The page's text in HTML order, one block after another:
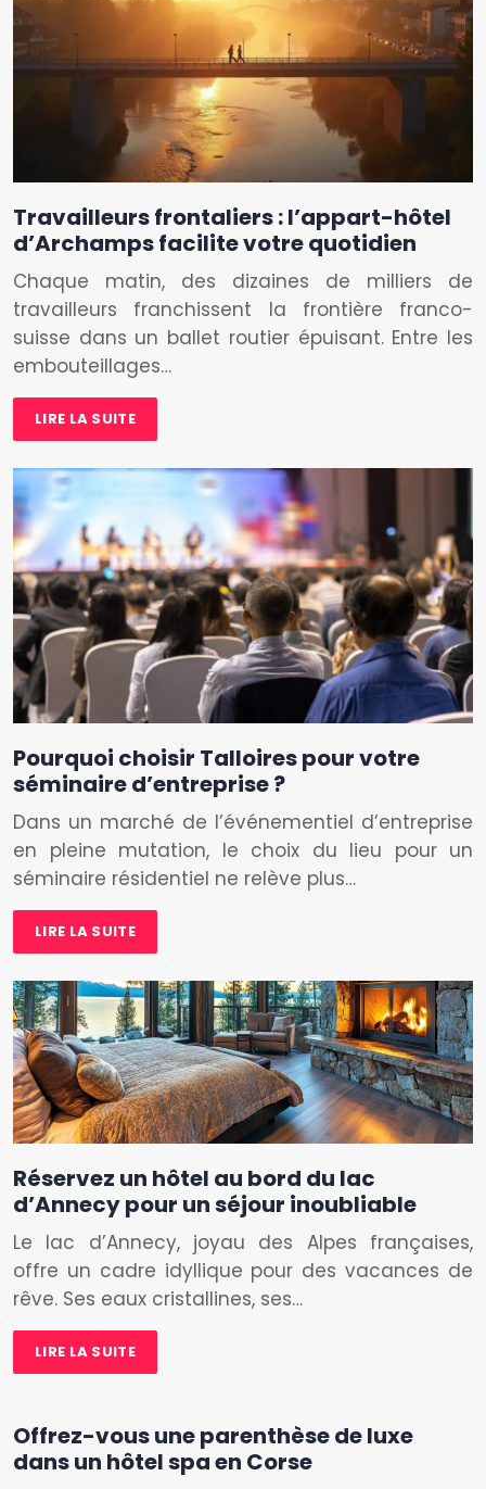
Travailleurs frontaliers : l’appart-hôtel
d’Archamps facilite votre quotidien
Chaque matin, des dizaines de milliers de
travailleurs franchissent la frontière franco-
suisse dans un ballet routier épuisant. Entre les
embouteillages…
LIRE LA SUITE
Pourquoi choisir Talloires pour votre
séminaire d’entreprise ?
Dans un marché de l’événementiel d’entreprise
en pleine mutation, le choix du lieu pour un
séminaire résidentiel ne relève plus…
LIRE LA SUITE
Réservez un hôtel au bord du lac
d’Annecy pour un séjour inoubliable
Le lac d’Annecy, joyau des Alpes françaises,
offre un cadre idyllique pour des vacances de
rêve. Ses eaux cristallines, ses…
LIRE LA SUITE
Offrez-vous une parenthèse de luxe
dans un hôtel spa en Corse